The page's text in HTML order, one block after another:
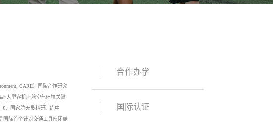
合作办学
国际认证
CARE）国际合作研究
“大型客机座舱空气环境关键
、国家航天员科研训练中
国际首个针对交通工具密闭舱